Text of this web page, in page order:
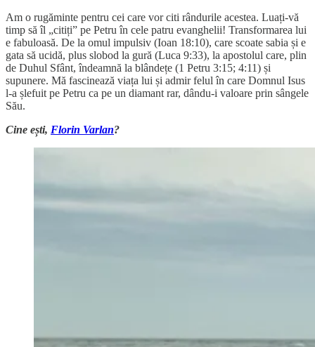
Am o rugăminte pentru cei care vor citi rândurile acestea. Luați-vă
timp să îl „citiți” pe Petru în cele patru evanghelii! Transformarea lui
e fabuloasă. De la omul impulsiv (Ioan 18:10), care scoate sabia și e
gata să ucidă, plus slobod la gură (Luca 9:33), la apostolul care, plin
de Duhul Sfânt, îndeamnă la blândețe (1 Petru 3:15; 4:11) și
supunere. Mă fascinează viața lui și admir felul în care Domnul Isus
l-a șlefuit pe Petru ca pe un diamant rar, dându-i valoare prin sângele
Său.
Cine ești, Florin Varlan?